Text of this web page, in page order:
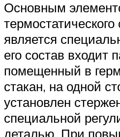
Основным
является
его состав входит
помещенный в
стакан, на одной
установлен
специальной
деталью. При